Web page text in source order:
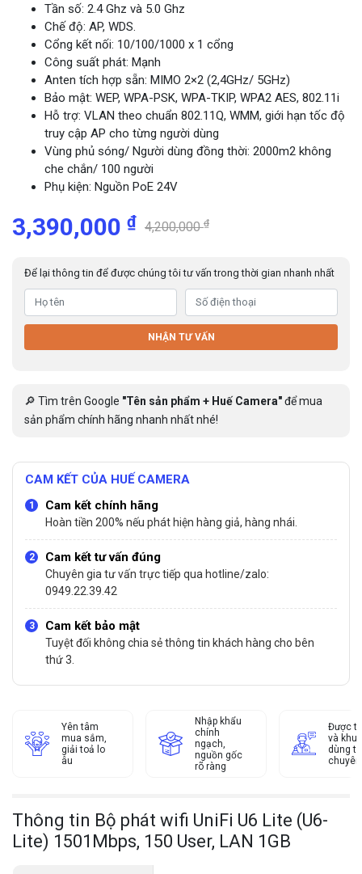
Tần số: 2.4 Ghz và 5.0 Ghz
Chế độ: AP, WDS.
Cổng kết nối: 10/100/1000 x 1 cổng
Công suất phát: Mạnh
Anten tích hợp sẵn: MIMO 2×2 (2,4GHz/ 5GHz)
Bảo mật: WEP, WPA-PSK, WPA-TKIP, WPA2 AES, 802.11i
Hỗ trợ: VLAN theo chuẩn 802.11Q, WMM, giới hạn tốc độ
truy cập AP cho từng người dùng
Vùng phủ sóng/ Người dùng đồng thời: 2000m2 không
che chắn/ 100 người
Phụ kiện: Nguồn PoE 24V
3,390,000 ₫ 4,200,000₫
Để lại thông tin để được chúng tôi tư vấn trong thời gian nhanh nhất
NHẬN TƯ VẤN
🔎 Tìm trên Google "Tên sản phẩm + Huế Camera"để mua
sản phẩm chính hãng nhanh nhất nhé!
CAM KẾT CỦA HUẾ CAMERA
Cam kết chính hãng
Hoàn tiền 200% nếu phát hiện hàng giả, hàng nhái.
Cam kết tư vấn đúng
Chuyên gia tư vấn trực tiếp qua hotline/zalo:
0949.22.39.42
Cam kết bảo mật
Tuyệt đối không chia sẻ thông tin khách hàng cho bên
thứ 3.
Yên tâm
mua sắm,
giải toả lo
âu
Nhập khẩu
chính
ngạch,
nguồn gốc
rõ ràng
Được
và
dùng từ
Thông tin Bộ phát wifi UniFi U6 Lite (U6-
Lite) 1501Mbps, 150 User, LAN 1GB